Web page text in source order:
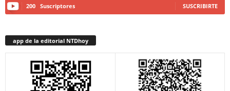
200 Suscriptores SUSCRIBIRTE
app de la editorial NTDhoy